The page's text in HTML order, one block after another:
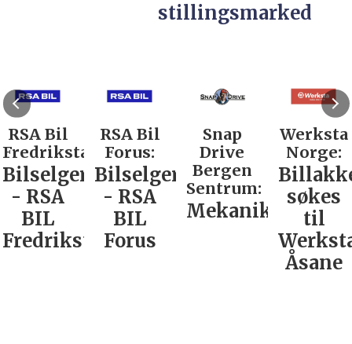
stillingsmarked
RSA Bil
Fredrikstad:
Bilselger
- RSA
BIL
Fredrikstad
RSA Bil
Forus:
Bilselger
- RSA
BIL
Forus
Snap
Drive
Bergen
Sentrum:
Mekaniker
Werksta
Norge:
søkes
til
Åsane